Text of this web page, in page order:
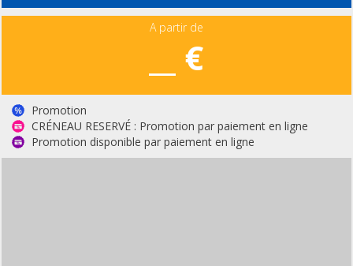
A partir de
__ €
Promotion
CRÉNEAU RESERVÉ : Promotion par paiement en ligne
Promotion disponible par paiement en ligne